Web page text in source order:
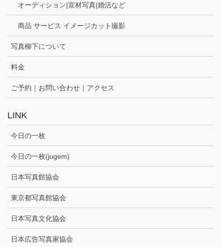
オーディション|宣材写真|婚活など
商品 サービス イメージカット撮影
写真柳下について
料金
ご予約｜お問い合わせ｜アクセス
LINK
今日の一枚
今日の一枚(jugem)
日本写真館協会
東京都写真館協会
日本写真文化協会
日本広告写真家協会